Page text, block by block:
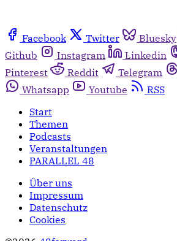
Facebook Twitter Bluesky
Github
Instagram Linkedin
Pinterest
Reddit Telegram
Whatsapp
Youtube
RSS
Start
Themen
Podcasts
Veranstaltungen
PARALLEL 48
Über uns
Impressum
Datenschutz
Cookies